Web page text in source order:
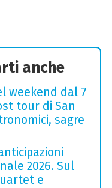
anche
weekend dal 7
tour di San
sagre
2026. Sul
e